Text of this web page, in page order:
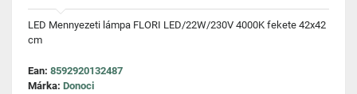
LED Mennyezeti lámpa FLORI LED/22W/230V 4000K fekete 42x42
cm
Ean: 8592920132487
Márka: Donoci